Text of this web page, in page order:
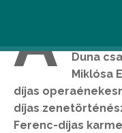
Á
Duna
Miklósa
díjas
díjas
Ferenc-díjas